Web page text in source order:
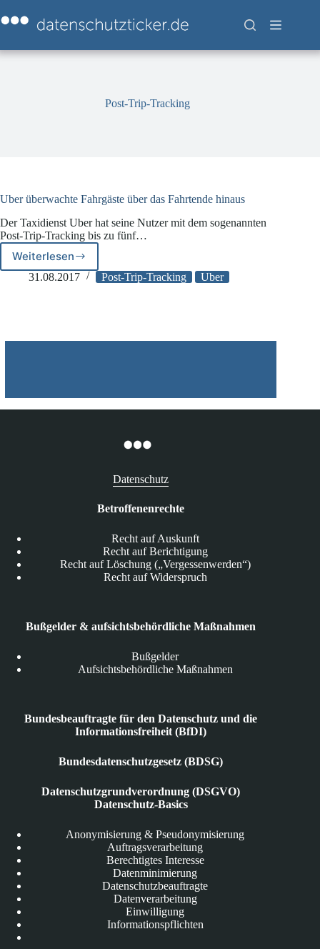
Inhalt
springen
Post-Trip-Tracking
Uber überwachte Fahrgäste über das Fahrtende hinaus
Der Taxidienst Uber hat seine Nutzer mit dem sogenannten
Post-Trip-Tracking bis zu fünf…
Weiterlesen
Uber
überwachte
hinaus
31.08.2017 Post-Trip-Tracking Uber
Datenschutz
Betroffenenrechte
Recht auf Auskunft
Recht auf Berichtigung
Recht auf Löschung („Vergessenwerden“)
Recht auf Widerspruch
Bußgelder & aufsichtsbehördliche Maßnahmen
Bußgelder
Aufsichtsbehördliche Maßnahmen
Bundesbeauftragte für den Datenschutz und die
Informationsfreiheit (BfDI)
Bundesdatenschutzgesetz (BDSG)
Datenschutzgrundverordnung (DSGVO)
Datenschutz-Basics
Anonymisierung & Pseudonymisierung
Auftragsverarbeitung
Berechtigtes Interesse
Datenminimierung
Datenschutzbeauftragte
Datenverarbeitung
Einwilligung
Informationspflichten